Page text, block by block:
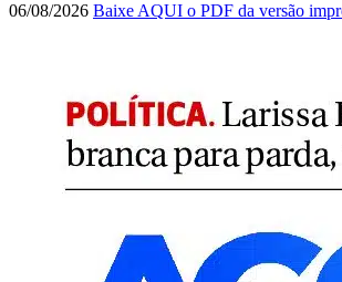
06/08/2026 Baixe AQUI o PDF da versão